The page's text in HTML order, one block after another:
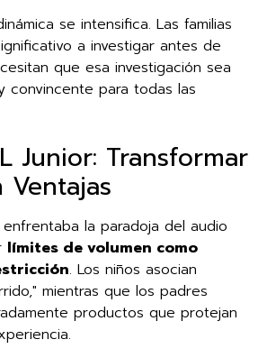
se intensifica. Las familias
a investigar antes de
que esa investigación sea
convincente para todas las
Junior: Transformar
Ventajas
enfrentaba la paradoja del audio
límites de volumen como
. Los niños asocian
mientras que los padres
productos que protejan